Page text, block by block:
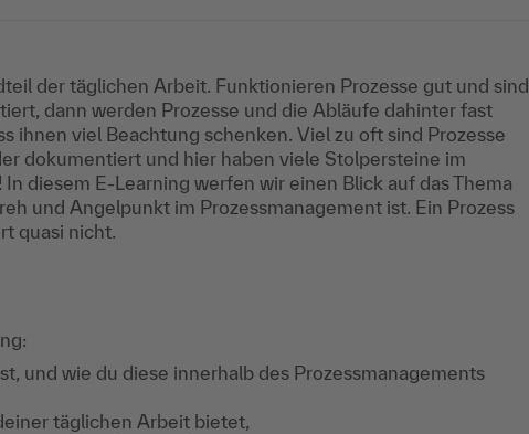
der täglichen Arbeit. Funktionieren Prozesse gut und sind
dann werden Prozesse und die Abläufe dahinter fast
ihnen viel Beachtung schenken. Viel zu oft sind Prozesse
dokumentiert und hier haben viele Stolpersteine im
diesem E-Learning werfen wir einen Blick auf das Thema
und Angelpunkt im Prozessmanagement ist. Ein Prozess
quasi nicht.
und wie du diese innerhalb des Prozessmanagements
täglichen Arbeit bietet,